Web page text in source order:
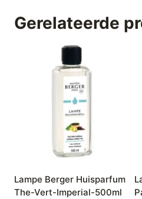
Gerelateerde
Lampe Berger Huisparfum
The-Vert-Imperial-500ml